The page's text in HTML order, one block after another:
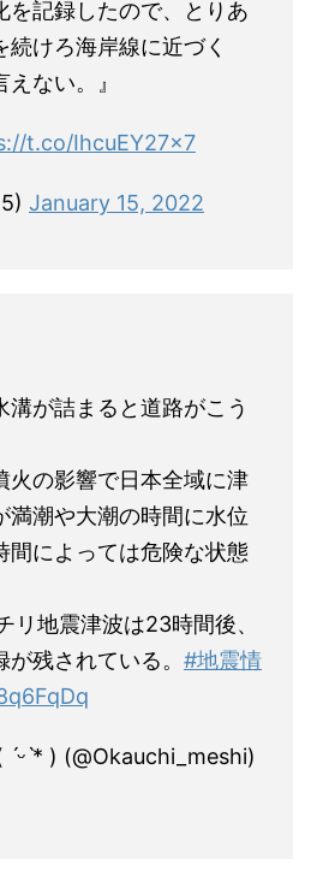
を記録したので、とりあ
続けろ海岸線に近づく
ない。』
t.co/IhcuEY27x7
January 15, 2022
が詰まると道路がこう
火の影響で日本全域に津
満潮や大潮の時間に水位
間によっては危険な状態
リ地震津波は23時間後、
残されている。 #地震情
) (@Okauchi_meshi)